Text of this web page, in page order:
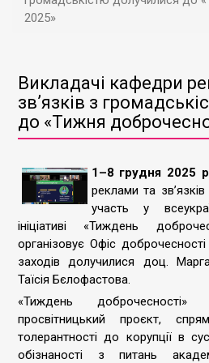
2025»
Викладачі кафедри
звʼязків з
до «Тижня
1–8 грудня 2025
реклами та
участь у
ініціативі «Тиждень
організовує Офіс
заходів долучилися доц.
Таїсія Бєлофастова.
«Тиждень
просвітницький проєкт,
толерантності до корупції в
обізнаності з питань